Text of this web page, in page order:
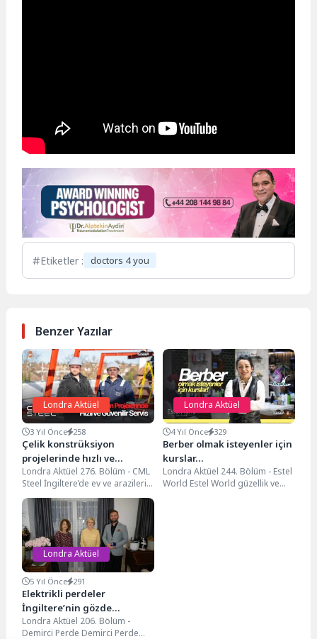
Etiketler : doctors 4 you
Benzer Yazılar
Londra Aktüel
3 Yıl Önce 258
Çelik konstrüksiyon
projelerinde hızlı ve
güvenilir servis…
Londra Aktüel 276. Bölüm - CML
Steel İngiltere’de ev ve arazilerin
ne kadar değerli olduğunu...
Londra Aktüel
4 Yıl Önce 329
Berber olmak isteyenler için
kurslar…
Londra Aktüel 244. Bölüm - Estel
World Estel World güzellik ve
Londra Aktüel
5 Yıl Önce 291
Elektrikli perdeler
İngiltere’nin gözde
evlerinde
Londra Aktüel 206. Bölüm -
Demirci Perde Demirci Perde